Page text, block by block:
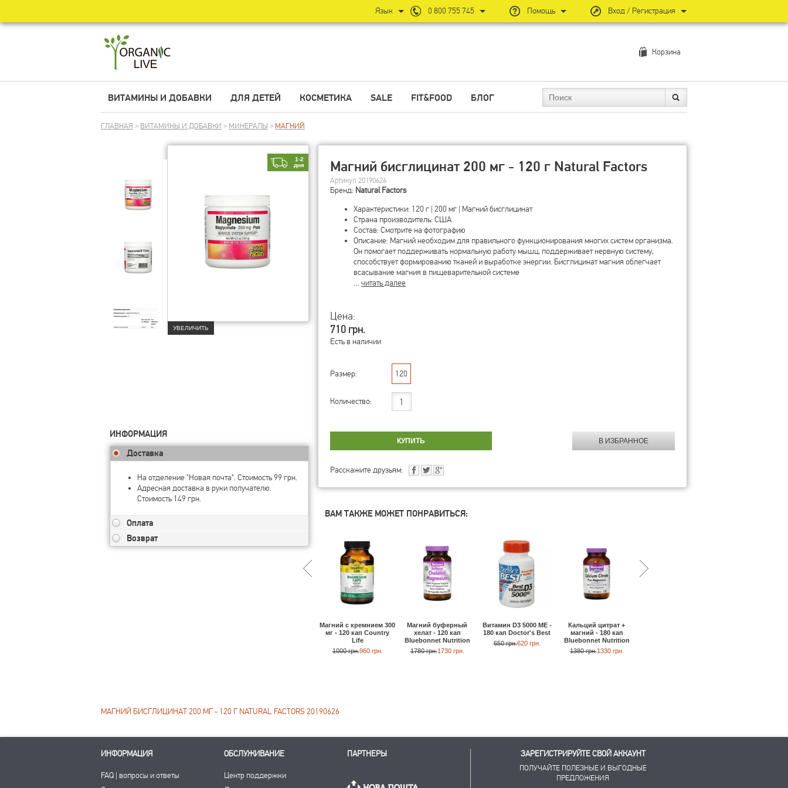
Корзина
ВИТАМИНЫ И ДОБАВКИ ДЛЯ ДЕТЕЙ КОСМЕТИКА SALE FIT&FOOD БЛОГ
ГЛАВНАЯ > ВИТАМИНЫ И ДОБАВКИ > МИНЕРАЛЫ > МАГНИЙ
1-2
дня
УВЕЛИЧИТЬ
ИНФОРМАЦИЯ
Доставка
На отделение "Новая почта". Стоимость 99 грн.
Адресная доставка в руки получателю.
Стоимость 149 грн.
Оплата
Возврат
Магний бисглицинат 200 мг - 120 г Natural Factors
Артикул 20190626
Бренд: Natural Factors
Характеристики: 120 г | 200 мг | Магний бисглицинат
Страна производитель: США
Состав: Смотрите на фотографию
Описание: Магний необходим для правильного функционирования многих систем организма.
Он помогает поддерживать нормальную работу мышц, поддерживает нервную систему,
способствует формированию тканей и выработке энергии. Бисглицинат магния облегчает
всасывание магния в пищеварительной системе
… читать далее
Цена:
710 грн.
Есть в наличии
Размер: 120
Количество:
Расскажите друзьям:
ВАМ ТАКЖЕ МОЖЕТ ПОНРАВИТЬСЯ:
Магний с кремнием 300
мг - 120 кап Country
Life
1000 грн.960 грн.
Магний буферный
хелат - 120 кап
Bluebonnet Nutrition
1780 грн.1730 грн.
Витамин D3 5000 МЕ -
180 кап Doctor's Best
650 грн.620 грн.
Кальций цитрат +
магний - 180 кап
Bluebonnet Nutrition
1380 грн.1330 грн.
Вход / Регистрация
Помощь
0 800 755 745
Язык
МАГНИЙ БИСГЛИЦИНАТ 200 МГ - 120 Г NATURAL FACTORS 20190626
ИНФОРМАЦИЯ
FAQ | вопросы и ответы
ОБСЛУЖИВАНИЕ
Центр поддержки
ПАРТНЕРЫ ЗАРЕГИСТРИРУЙТЕ СВОЙ АККАУНТ
ПОЛУЧАЙТЕ ПОЛЕЗНЫЕ И ВЫГОДНЫЕ
ПРЕДЛОЖЕНИЯ